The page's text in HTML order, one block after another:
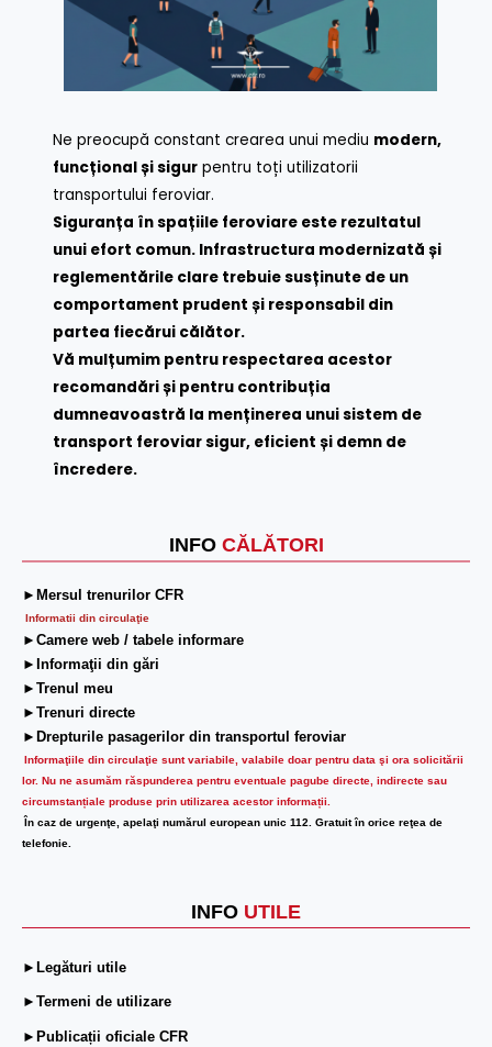
INFO CĂLĂTORI
►Mersul trenurilor CFR
Informatii din circulaţie
►Camere web / tabele informare
►Informaţii din gări
►Trenul meu
►Trenuri directe
►Drepturile pasagerilor din transportul feroviar
Informaţiile din circulaţie sunt variabile, valabile doar pentru data şi ora solicitării
lor. Nu ne asumăm răspunderea pentru eventuale pagube directe, indirecte sau
circumstanțiale produse prin utilizarea acestor informații.
În caz de urgenţe, apelaţi numărul european unic 112. Gratuit în orice reţea de
telefonie.
INFO UTILE
►Legături utile
►Termeni de utilizare
►Publicații oficiale CFR
Ne preocupă constant crearea unui mediu modern,
funcțional și sigur pentru toți utilizatorii
transportului feroviar.
Siguranța în spațiile feroviare este rezultatul
unui efort comun. Infrastructura modernizată și
reglementările clare trebuie susținute de un
comportament prudent și responsabil din
partea fiecărui călător.
Vă mulțumim pentru respectarea acestor
recomandări și pentru contribuția
dumneavoastră la menținerea unui sistem de
transport feroviar sigur, eficient și demn de
încredere.